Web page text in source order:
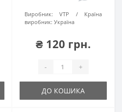
Виробник: VTP
Країна
виробник: Україна
₴ 120 грн.
- +
ДО КОШИКА